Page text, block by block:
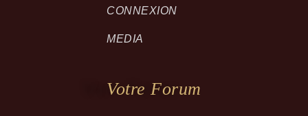
CONNEXION
MEDIA
Votre Forum